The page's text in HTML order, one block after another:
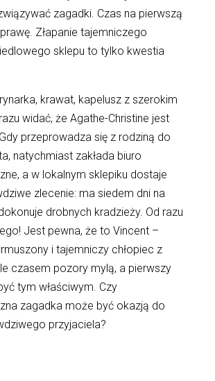
zagadki. Czas na pierwszą
Złapanie tajemniczego
sklepu to tylko kwestia
krawat, kapelusz z szerokim
widać, że Agathe-Christine jest
przeprowadza się z rodziną do
natychmiast zakłada biuro
a w lokalnym sklepiku dostaje
zlecenie: ma siedem dni na
drobnych kradzieży. Od razu
Jest pewna, że to Vincent –
i tajemniczy chłopiec z
czasem pozory mylą, a pierwszy
tym właściwym. Czy
zagadka może być okazją do
przyjaciela?